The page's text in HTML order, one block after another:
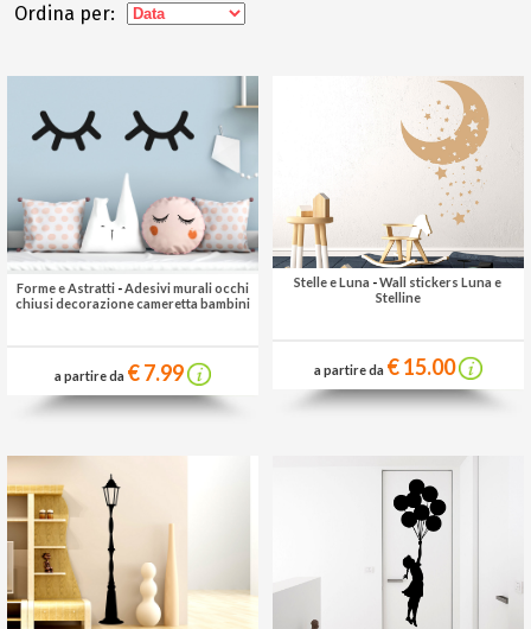
Ordina per:
Forme e Astratti -Adesivi murali occhi
chiusi decorazione cameretta bambini
a partire da € 7.99
Stelle e Luna -Wall stickers Luna e
Stelline
a partire da € 15.00